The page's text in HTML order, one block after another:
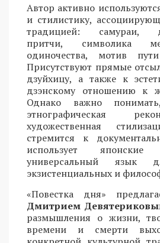
Автор активно
и стилистику,
традицией: самураи,
притчи, символика
одиночества, мотив
Присутствуют прямые
дзуйхицу, а также к
дзэнскому отношению к
Однако важно
этнографическая
художественная
стремится к
использует
универсальный язык
экзистенциальных и
«Повестка дня»
Дмитрием
размышления о жизни,
времени и смерти